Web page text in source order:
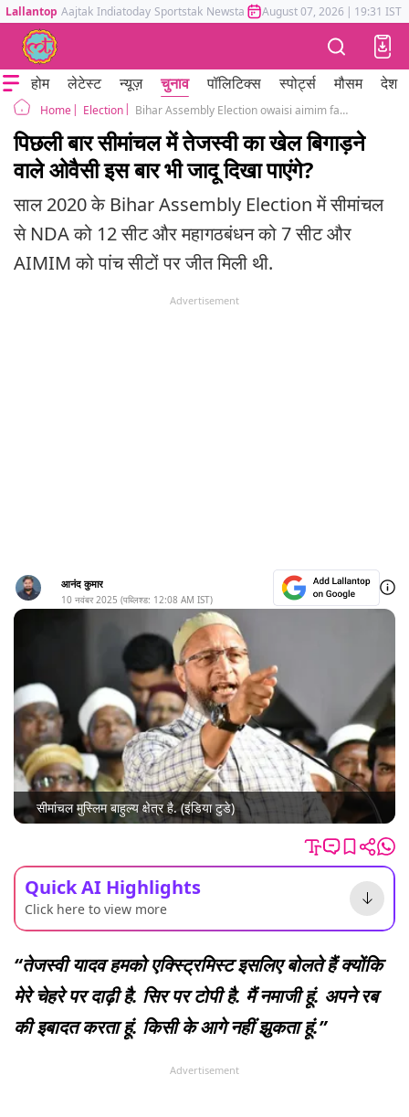
Lallantop Aajtak Indiatoday Sportstak Newstak Mumbai Tak Astrotak
August 07, 2026 | 19:31 IST
होम लेटेस्ट न्यूज़ चुनाव पॉलिटिक्स स्पोर्ट्स मौसम देश
Home Election Bihar Assembly Election owaisi aimim factor seemanchal dent rjd congress muslim votes
पिछली बार सीमांचल में तेजस्वी का खेल बिगाड़ने
वाले ओवैसी इस बार भी जादू दिखा पाएंगे?
साल 2020 के Bihar Assembly Election में सीमांचल
से NDA को 12 सीट और महागठबंधन को 7 सीट और
AIMIM को पांच सीटों पर जीत मिली थी.
Advertisement
आनंद कुमार
10 नवंबर 2025 (पब्लिश्ड: 12:08 AM IST)
सीमांचल मुस्लिम बाहुल्य क्षेत्र है. (इंडिया टुडे)
Quick AI Highlights
Click here to view more
“तेजस्वी यादव हमको एक्स्ट्रिमिस्ट इसलिए बोलते हैं क्योंकि
मेरे चेहरे पर दाढ़ी है. सिर पर टोपी है. मैं नमाजी हूं. अपने रब
की इबादत करता हूं. किसी के आगे नहीं झुकता हूं.”
Advertisement